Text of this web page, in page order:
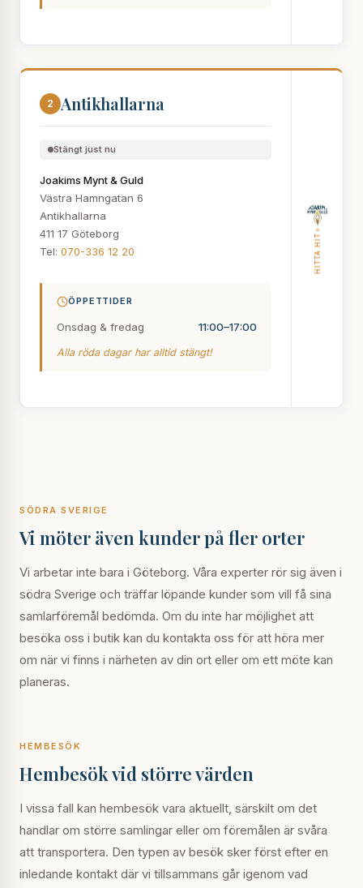
2 Antikhallarna
Stängt just nu
Joakims Mynt & Guld
Västra Hamngatan 6
Antikhallarna
411 17 Göteborg
Tel: 070-336 12 20
ÖPPETTIDER
Onsdag & fredag 11:00–17:00
Alla röda dagar har alltid stängt!
HITTA HIT
SÖDRA SVERIGE
Vi möter även kunder på fler orter
Vi arbetar inte bara i Göteborg. Våra experter rör sig även i
södra Sverige och träffar löpande kunder som vill få sina
samlarföremål bedömda. Om du inte har möjlighet att
besöka oss i butik kan du kontakta oss för att höra mer
om när vi finns i närheten av din ort eller om ett möte kan
planeras.
HEMBESÖK
Hembesök vid större värden
I vissa fall kan hembesök vara aktuellt, särskilt om det
handlar om större samlingar eller om föremålen är svåra
att transportera. Den typen av besök sker först efter en
inledande kontakt där vi tillsammans går igenom vad